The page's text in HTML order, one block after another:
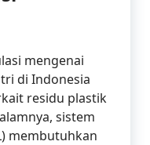
mengenai
di Indonesia
residu plastik
sistem
membutuhkan